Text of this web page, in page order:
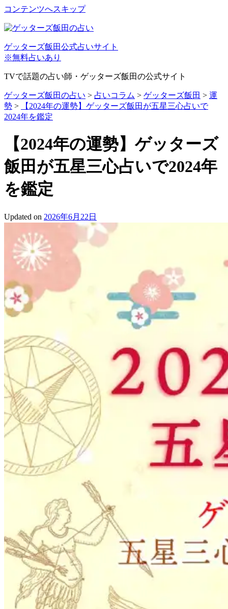
コンテンツへスキップ
ゲッターズ飯田公式占いサイト
※無料占いあり
TVで話題の占い師・ゲッターズ飯田の公式サイト
ゲッターズ飯田の占い > 占いコラム > ゲッターズ飯田 > 運
勢 >
【2024年の運勢】ゲッターズ飯田が五星三心占いで
2024年を鑑定
【2024年の運勢】ゲッターズ
飯田が五星三心占いで2024年
を鑑定
Updated on 2026年6月22日